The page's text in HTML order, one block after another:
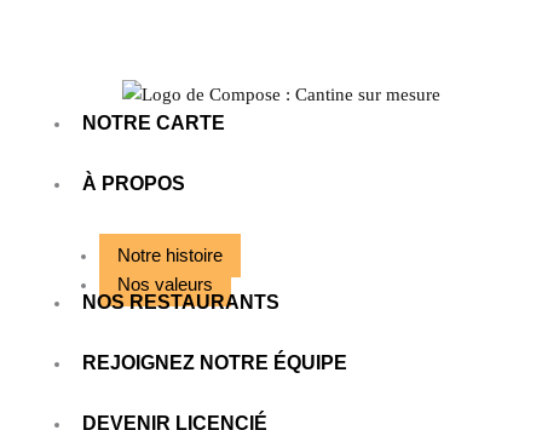
NOTRE CARTE
À PROPOS
Notre histoire
Nos valeurs
NOS RESTAURANTS
REJOIGNEZ NOTRE ÉQUIPE
DEVENIR LICENCIÉ